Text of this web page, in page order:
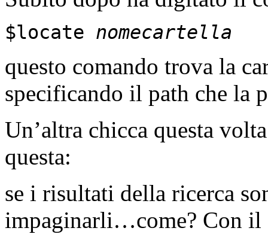
$locate nomecartella
questo comando trova la
specificando il path che la
Un’altra chicca questa
questa:
se i risultati della ricerca
impaginarli…come? Con il